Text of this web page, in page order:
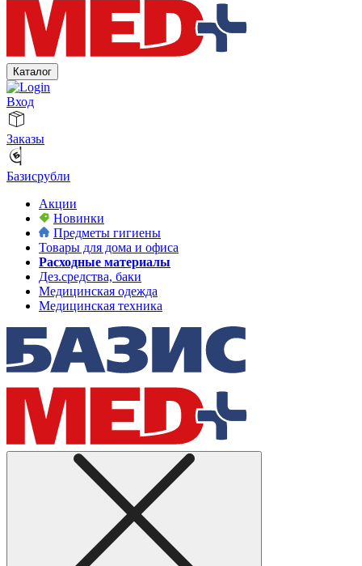
Каталог
Вход
Заказы
Базисрубли
Акции
Новинки
Предметы гигиены
Товары для дома и офиса
Расходные материалы
Дез.средства, баки
Медицинская одежда
Медицинская техника